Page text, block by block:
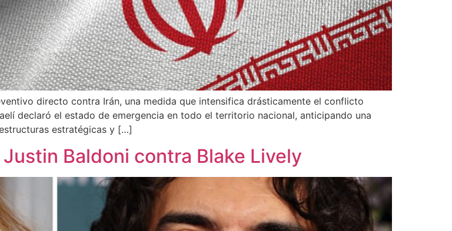
directo contra Irán, una medida que intensifica drásticamente el conflicto
declaró el estado de emergencia en todo el territorio nacional, anticipando una
estratégicas y […]
Baldoni contra Blake Lively